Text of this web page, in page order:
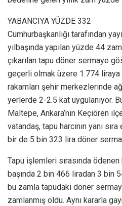
YABANCIYA YÜZDE 332
Cumhurbaşkanlığı tarafından
yılbaşında yapılan yüzde 44
çıkarılan tapu döner sermaye
geçerli olmak üzere 1.774 liraya
rakamları şehir merkezlerinde
yerlerde 2-2.5 kat uygulanıyor.
Maltepe, Ankara’nın Keçiören
vatandaş, tapu harcının yanı
bir de 5 bin 323 lira döner
Tapu işlemleri sırasında ödenen
başında 2 bin 466 liradan 3 bin
bu zamla tapudaki döner
zamlanmış oldu. Aynı kararla